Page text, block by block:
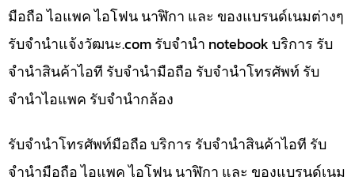
มือถือ ไอแพค ไอโฟน นาฬิกา และ ของแบรนด์เนมต่างๆ
รับจํานําแจ้งวัฒนะ.com รับจำนำ notebook บริการ รับ
จำนำสินค้าไอที รับจำนำมือถือ รับจำนำโทรศัพท์ รับ
จำนำไอแพค รับจำนำกล้อง
รับจำนำโทรศัพท์มือถือ บริการ รับจำนำสินค้าไอที รับ
จำนำมือถือ ไอแพค ไอโฟน นาฬิกา และ ของแบรนด์เนม